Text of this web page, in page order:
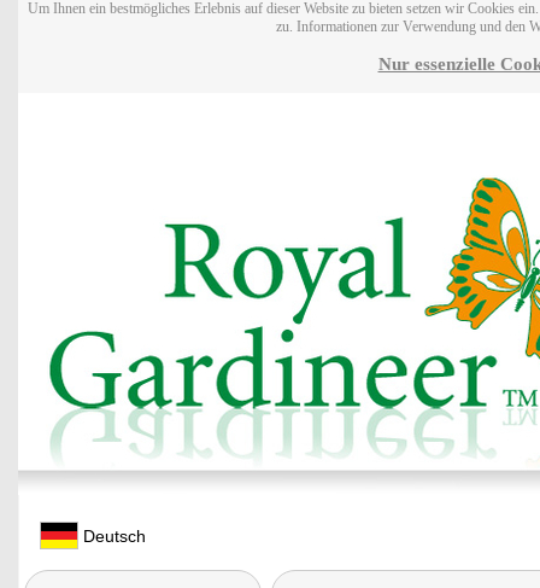
Um Ihnen ein bestmögliches Erlebnis auf dieser Website zu bieten setzen wir Cookies
zu. Informationen zur Verwendung und den
Nur essenzielle
Deutsch